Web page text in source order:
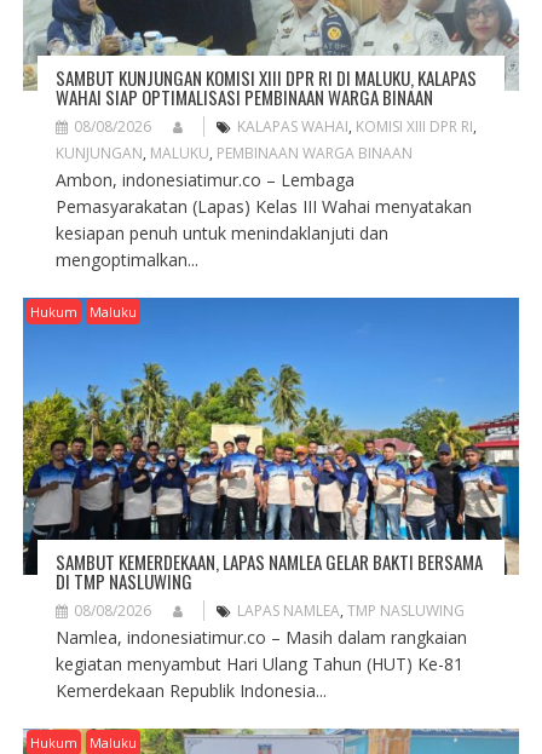
SAMBUT KUNJUNGAN KOMISI XIII DPR RI DI MALUKU, KALAPAS
WAHAI SIAP OPTIMALISASI PEMBINAAN WARGA BINAAN
08/08/2026 KALAPAS WAHAI, KOMISI XIII DPR RI,
KUNJUNGAN, MALUKU, PEMBINAAN WARGA BINAAN
Ambon, indonesiatimur.co – Lembaga
Pemasyarakatan (Lapas) Kelas III Wahai menyatakan
kesiapan penuh untuk menindaklanjuti dan
mengoptimalkan...
Hukum Maluku
SAMBUT KEMERDEKAAN, LAPAS NAMLEA GELAR BAKTI BERSAMA
DI TMP NASLUWING
08/08/2026 LAPAS NAMLEA, TMP NASLUWING
Namlea, indonesiatimur.co – Masih dalam rangkaian
kegiatan menyambut Hari Ulang Tahun (HUT) Ke-81
Kemerdekaan Republik Indonesia...
Hukum Maluku